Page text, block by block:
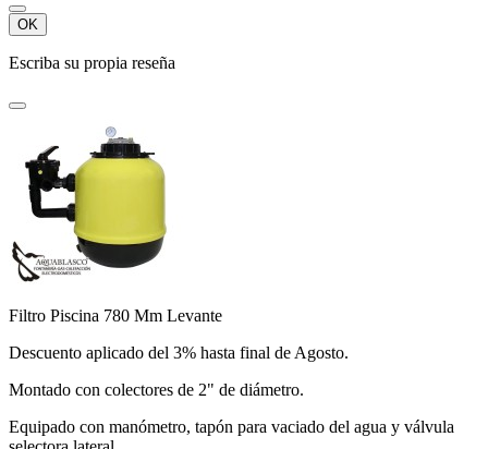
OK
Escriba su propia reseña
Filtro Piscina 780 Mm Levante
Descuento aplicado del 3% hasta final de Agosto.
Montado con colectores de 2" de diámetro.
Equipado con manómetro, tapón para vaciado del agua y válvula